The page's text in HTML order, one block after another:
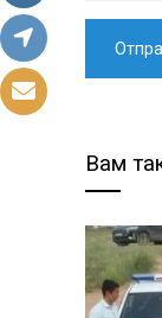
Вам